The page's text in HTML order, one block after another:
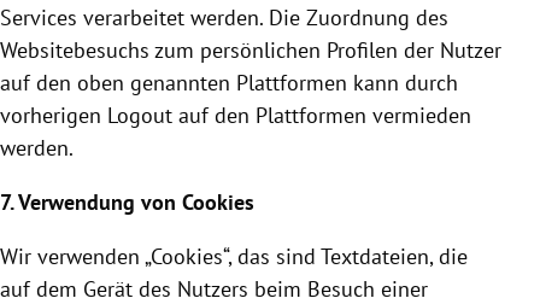
Services verarbeitet werden. Die Zuordnung des
Websitebesuchs zum persönlichen Profilen der Nutzer
auf den oben genannten Plattformen kann durch
vorherigen Logout auf den Plattformen vermieden
werden.
7. Verwendung von Cookies
Wir verwenden „Cookies“, das sind Textdateien, die
auf dem Gerät des Nutzers beim Besuch einer